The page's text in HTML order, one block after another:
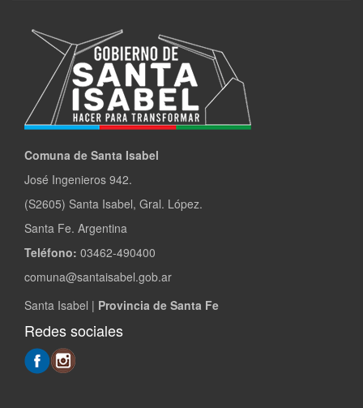
Comuna de Santa Isabel
José Ingenieros 942.
(S2605) Santa Isabel, Gral. López.
Santa Fe. Argentina
Teléfono: 03462-490400
comuna@santaisabel.gob.ar
Santa Isabel | Provincia de Santa Fe
Redes sociales